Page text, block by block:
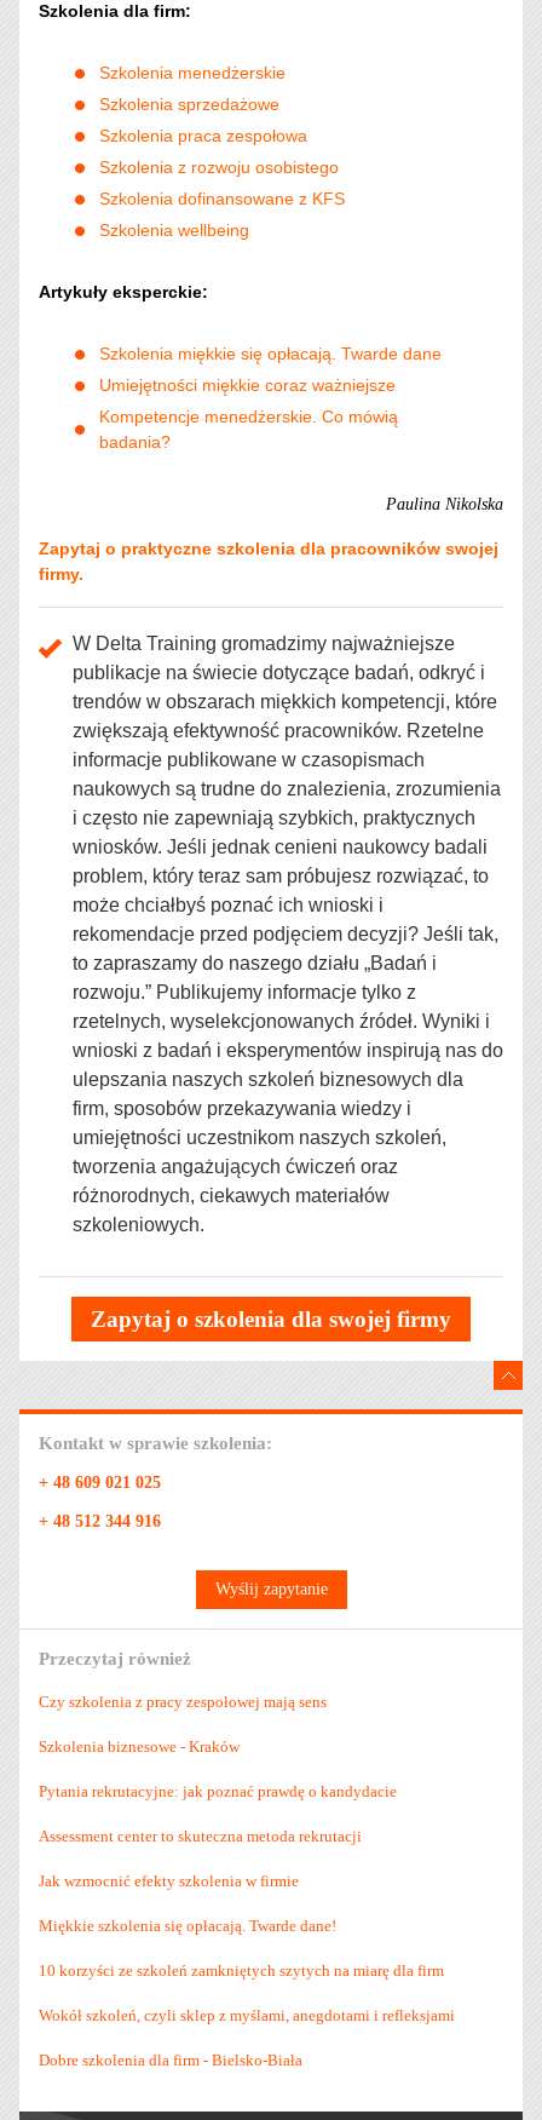
Szkolenia dla firm:
Szkolenia menedżerskie
Szkolenia sprzedażowe
Szkolenia praca zespołowa
Szkolenia z rozwoju osobistego
Szkolenia dofinansowane z KFS
Szkolenia wellbeing
Artykuły eksperckie:
Szkolenia miękkie się opłacają. Twarde dane
Umiejętności miękkie coraz ważniejsze
Kompetencje menedżerskie. Co mówią
badania?
Paulina Nikolska
Zapytaj o praktyczne szkolenia dla pracowników swojej
firmy.
W Delta Training gromadzimy najważniejsze
publikacje na świecie dotyczące badań, odkryć i
trendów w obszarach miękkich kompetencji, które
zwiększają efektywność pracowników. Rzetelne
informacje publikowane w czasopismach
naukowych są trudne do znalezienia, zrozumienia
i często nie zapewniają szybkich, praktycznych
wniosków. Jeśli jednak cenieni naukowcy badali
problem, który teraz sam próbujesz rozwiązać, to
może chciałbyś poznać ich wnioski i
rekomendacje przed podjęciem decyzji? Jeśli tak,
to zapraszamy do naszego działu „Badań i
rozwoju.” Publikujemy informacje tylko z
rzetelnych, wyselekcjonowanych źródeł. Wyniki i
wnioski z badań i eksperymentów inspirują nas do
ulepszania naszych szkoleń biznesowych dla
firm, sposobów przekazywania wiedzy i
umiejętności uczestnikom naszych szkoleń,
tworzenia angażujących ćwiczeń oraz
różnorodnych, ciekawych materiałów
szkoleniowych.
Zapytaj o szkolenia dla swojej firmy
Kontakt w sprawie szkolenia:
+ 48 609 021 025
+ 48 512 344 916
Wyślij zapytanie
Przeczytaj również
Czy szkolenia z pracy zespołowej mają sens
Szkolenia biznesowe - Kraków
Pytania rekrutacyjne: jak poznać prawdę o kandydacie
Assessment center to skuteczna metoda rekrutacji
Jak wzmocnić efekty szkolenia w firmie
Miękkie szkolenia się opłacają. Twarde dane!
10 korzyści ze szkoleń zamkniętych szytych na miarę dla firm
Wokół szkoleń, czyli sklep z myślami, anegdotami i refleksjami
Dobre szkolenia dla firm - Bielsko-Biała